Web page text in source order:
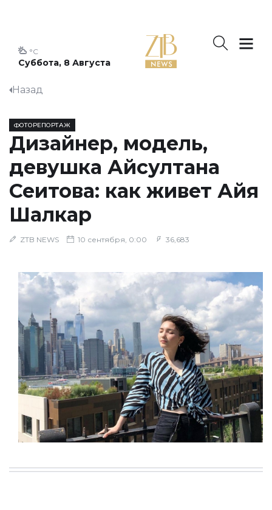
Суббота, 8 Августа
°C
Назад
ФОТОРЕПОРТАЖ
Дизайнер, модель,
девушка Айсултана
Сеитова: как живет Айя
Шалкар
ZTB NEWS 10 сентября, 0:00 36,683